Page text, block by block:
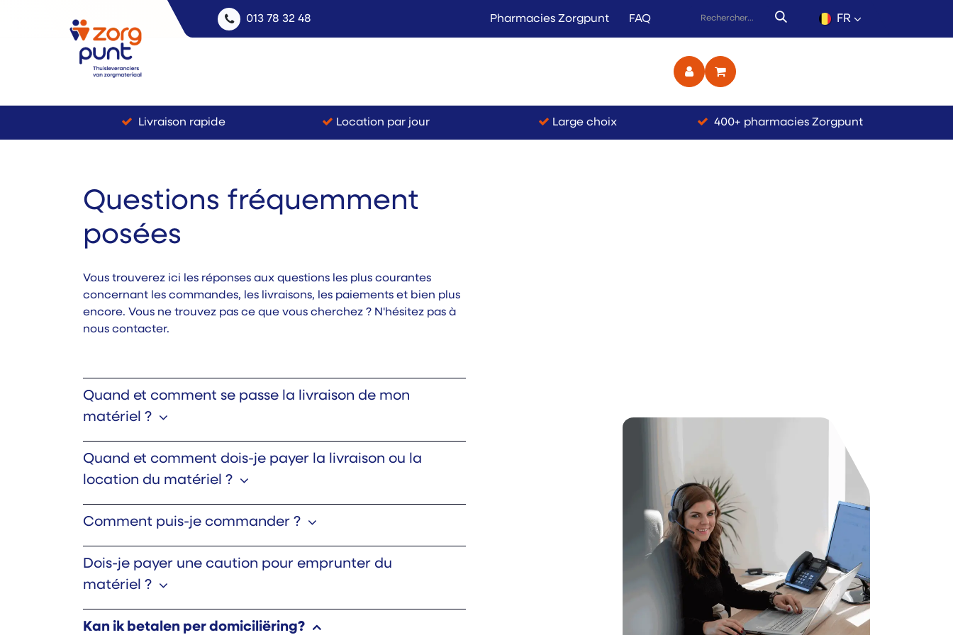
013 78 32 48 Pharmacies Zorgpunt FAQ FR
Livraison rapide Location par jour Large choix 400+ pharmacies Zorgpunt
Questions fréquemment
posées
Vous trouverez ici les réponses aux questions les plus courantes
concernant les commandes, les livraisons, les paiements et bien plus
encore. Vous ne trouvez pas ce que vous cherchez ? N'hésitez pas à
nous contacter.
Quand et comment se passe la livraison de mon
matériel ?
Quand et comment dois-je payer la livraison ou la
location du matériel ?
Comment puis-je commander ?
Dois-je payer une caution pour emprunter du
matériel ?
Kan ik betalen per domiciliëring?